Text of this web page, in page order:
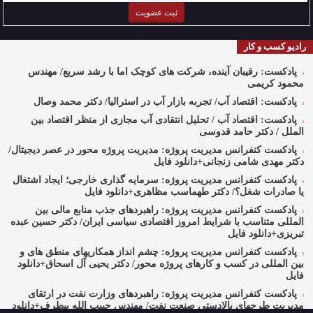
رادیو کسب و کار
پادکست: رقیبان آینده، شرکت های کوچک اما با رشد سریع/ مهندس
محمود کریمی
پادکست: اقتصاد آب/ تجربه بازار آب در استرالیا/ دکتر محمد وصال
پادکست: اقتصاد آب / تحلیل انتقادی آب مجازی از منظر اقتصاد بین
الملل / دکتر حامد قدوسی
پادکست کنفرانس مدیریت پروژه: مدیریت پروژه محور در عصر دیجیتال/
دکتر مهدی شامی زنجانی+دانلود فایل
پادکست کنفرانس مدیریت پروژه: سرمایه گذاری خارجی؛ ایجاد اشتغال
یا صادرات شغل؟/ دکتر طهماسب مظاهری+دانلود فایل
پادکست کنفرانس مدیریت پروژه: راهبردهای جذب منابع مالی بین
المللی متناسب با شرایط امروز اقتصادی سیاسی ایران/ دکتر حسین عبده
تبریزی+دانلود فایل
پادکست کنفرانس مدیریت پروژه: چشم انداز همکاریهای منطق های و
بین المللی در کسب و کارهای پروژه محور/ دکتر یحیی آل اسحاق+دانلود
فایل
پادکست کنفرانس مدیریت پروژه: راهبردهای وزارت نفت در ارتقای
مدیریت طرحهای بالادستی صنعت نفت/ مهندس حبیب الله بیطرف+دانلود